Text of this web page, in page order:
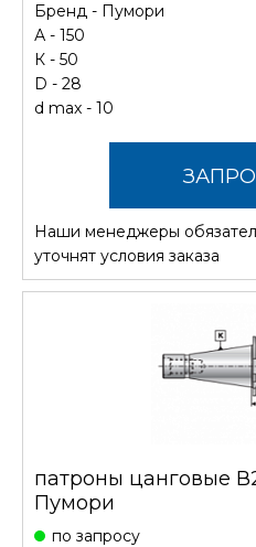
Бренд - Пумори
А - 150
К - 50
D - 28
d max - 10
Наши менеджеры
уточнят условия заказа
патроны цанговые
Пумори
по запросу